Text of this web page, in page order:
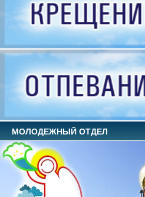
МОЛОДЕЖНЫЙ ОТДЕЛ